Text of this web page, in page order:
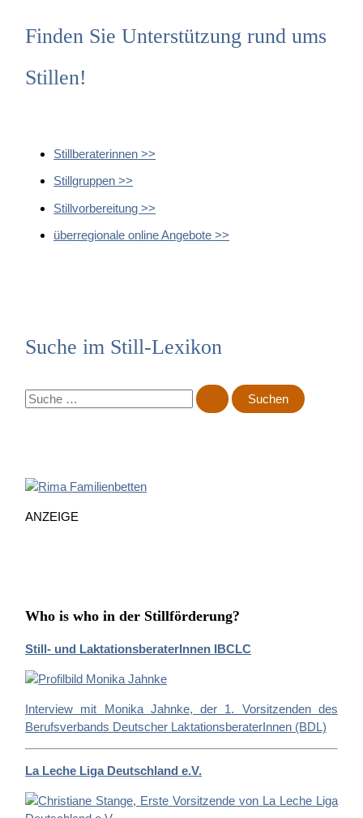
Finden Sie Unterstützung rund ums
Stillen!
Stillberaterinnen >>
Stillgruppen >>
Stillvorbereitung >>
überregionale online Angebote >>
Suche im Still-Lexikon
S
u
n
a
ANZEIGE
Who is who in der Stillförderung?
Still- und LaktationsberaterInnen IBCLC
Interview mit Monika Jahnke, der 1. Vorsitzenden des
Berufsverbands Deutscher LaktationsberaterInnen (BDL)
La Leche Liga Deutschland e.V.